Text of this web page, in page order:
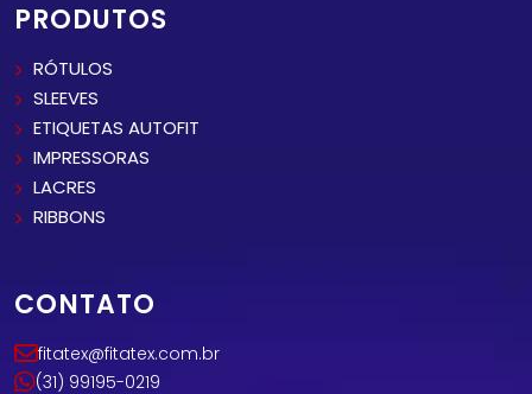
PRODUTOS
RÓTULOS
SLEEVES
ETIQUETAS AUTOFIT
IMPRESSORAS
LACRES
RIBBONS
CONTATO
fitatex@fitatex.com.br
(31) 99195-0219